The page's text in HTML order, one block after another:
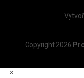
Copyright 2026
×